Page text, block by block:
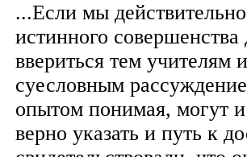
...Если мы
истинного
ввериться тем учителям
суесловным
опытом понимая, могут
верно указать и путь к